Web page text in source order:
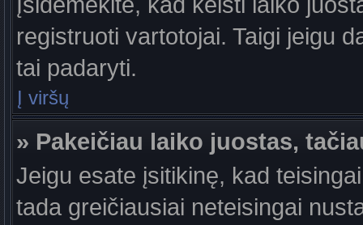
registruoti vartotojai. Taigi jeigu
tai padaryti.
Į viršų
» Pakeičiau laiko juostas,
Jeigu esate įsitikinę, kad
tada greičiausiai neteisingai